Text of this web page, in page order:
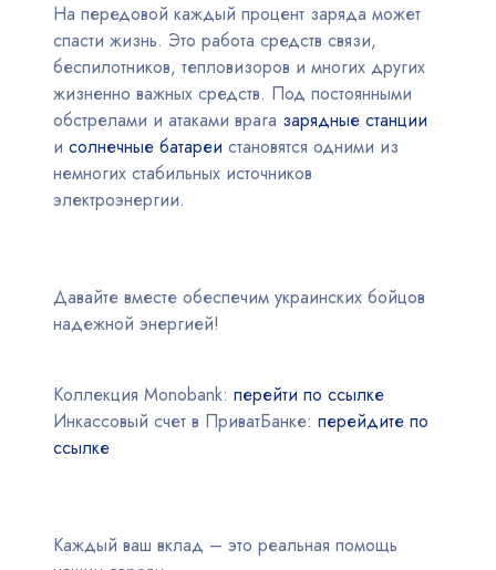
На передовой каждый процент заряда может
спасти жизнь. Это работа средств связи,
беспилотников, тепловизоров и многих других
жизненно важных средств. Под постоянными
обстрелами и атаками врага зарядные станции
исолнечные батареи становятся одними из
немногих стабильных источников
электроэнергии.
Давайте вместе обеспечим украинских бойцов
надежной энергией!
Коллекция Monobank:перейти по ссылке
Инкассовый счет в ПриватБанке:перейдите по
ссылке
Каждый ваш вклад – это реальная помощь